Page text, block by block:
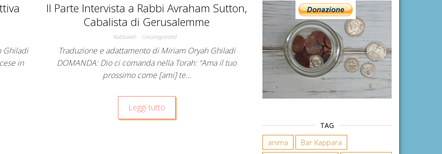
Ghiladi
in
II Parte Intervista a Rabbi Avraham Sutton,
Cabalista di Gerusalemme
Kabbalah Uncategorized
Traduzione e adattamento di Miriam Oryah Ghiladi
DOMANDA: Dio ci comanda nella Torah: “Ama il tuo
prossimo come [ami] te…
Leggi tutto
TAG
anima
Bar Kappara